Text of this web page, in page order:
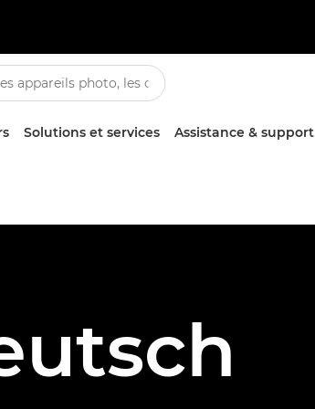
Solutions et services Assistance & support